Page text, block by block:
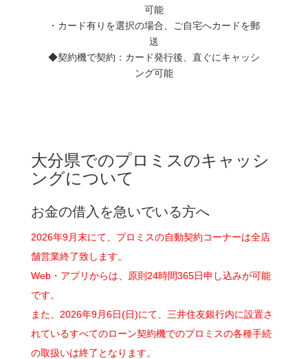
可能
・カード有りを選択の場合、ご自宅へカードを郵
送
◆契約機で契約：カード発行後、直ぐにキャッシ
ング可能
大分県でのプロミスのキャッシ
ングについて
お金の借入を急いでいる方へ
2026年9月末にて、プロミスの自動契約コーナーは全店
舗営業終了致します。
Web・アプリからは、原則24時間365日申し込みが可能
です。
また、2026年9月6日(日)にて、三井住友銀行内に設置さ
れているすべてのローン契約機でのプロミスの各種手続
の取扱いは終了となります。